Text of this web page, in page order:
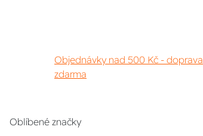
Objednávky nad 500 Kč - doprava
zdarma
Oblíbené značky